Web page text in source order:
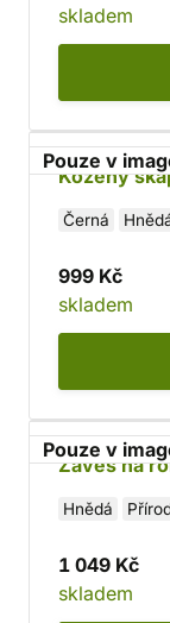
skladem
Pouze v
Kožený
Černá
999 Kč
skladem
Pouze v
Závěs na
Hnědá
1 049 Kč
skladem